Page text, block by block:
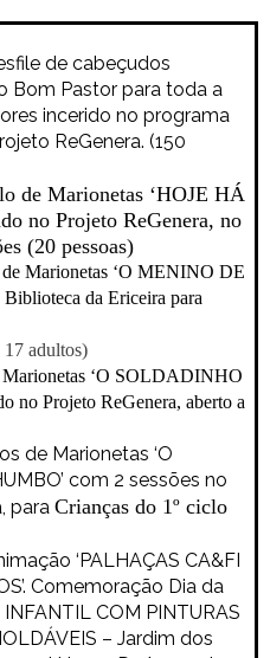
de cabeçudos
Bom Pastor para toda a
incerido no programa
ReGenera. (150
de Marionetas ‘HOJE HÁ
no Projeto ReGenera, no
(20 pessoas)
de Marionetas ‘O MENINO DE
da Ericeira para
17 adultos)
Marionetas ‘O SOLDADINHO
no Projeto ReGenera, aberto a
de Marionetas ‘O
com 2 sessões no
para Crianças do 1º ciclo
‘PALHAÇAS CA&FI
Comemoração Dia da
COM PINTURAS
– Jardim dos